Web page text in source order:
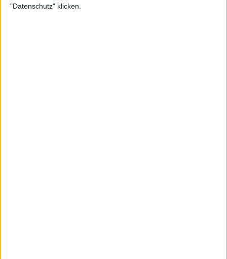
"Datenschutz" klicken.